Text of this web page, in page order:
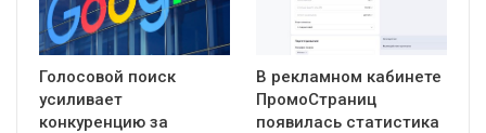
Голосовой поиск
усиливает
конкуренцию за
В рекламном кабинете
ПромоСтраниц
появилась статистика